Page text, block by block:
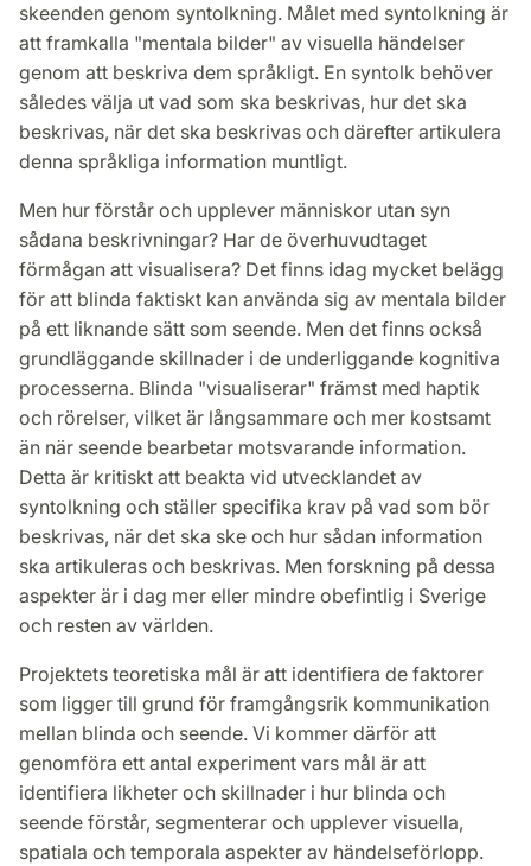
skeenden genom syntolkning. Målet med syntolkning är
att framkalla "mentala bilder" av visuella händelser
genom att beskriva dem språkligt. En syntolk behöver
således välja ut vad som ska beskrivas, hur det ska
beskrivas, när det ska beskrivas och därefter artikulera
denna språkliga information muntligt.
Men hur förstår och upplever människor utan syn
sådana beskrivningar? Har de överhuvudtaget
förmågan att visualisera? Det finns idag mycket belägg
för att blinda faktiskt kan använda sig av mentala bilder
på ett liknande sätt som seende. Men det finns också
grundläggande skillnader i de underliggande kognitiva
processerna. Blinda "visualiserar" främst med haptik
och rörelser, vilket är långsammare och mer kostsamt
än när seende bearbetar motsvarande information.
Detta är kritiskt att beakta vid utvecklandet av
syntolkning och ställer specifika krav på vad som bör
beskrivas, när det ska ske och hur sådan information
ska artikuleras och beskrivas. Men forskning på dessa
aspekter är i dag mer eller mindre obefintlig i Sverige
och resten av världen.
Projektets teoretiska mål är att identifiera de faktorer
som ligger till grund för framgångsrik kommunikation
mellan blinda och seende. Vi kommer därför att
genomföra ett antal experiment vars mål är att
identifiera likheter och skillnader i hur blinda och
seende förstår, segmenterar och upplever visuella,
spatiala och temporala aspekter av händelseförlopp.